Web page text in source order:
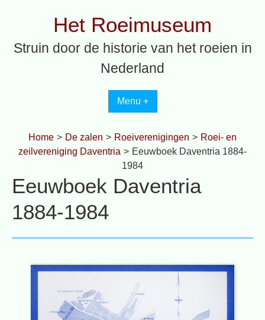
Het Roeimuseum
Struin door de historie van het roeien in
Nederland
Menu +
Home > De zalen > Roeiverenigingen > Roei- en
zeilvereniging Daventria > Eeuwboek Daventria 1884-
1984
Eeuwboek Daventria
1884-1984